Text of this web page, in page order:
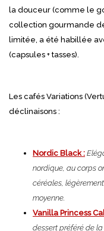
la douceur (comme le
collection gourmande
limitée, a été habillée
(capsules + tasses).
Les cafés Variations
déclinaisons :
Nordic Black :
nordique, au corps
céréales,
moyenne.
Vanilla Princess
dessert préféré de